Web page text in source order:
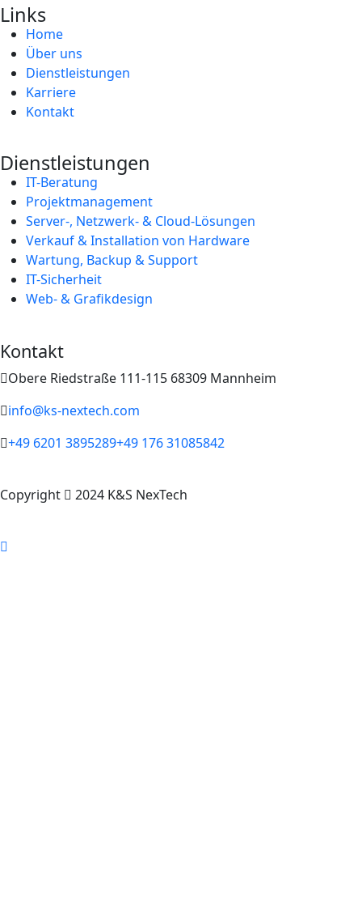
Links
Home
Über uns
Dienstleistungen
Karriere
Kontakt
Dienstleistungen
IT-Beratung
Projektmanagement
Server-, Netzwerk- & Cloud-Lösungen
Verkauf & Installation von Hardware
Wartung, Backup & Support
IT-Sicherheit
Web- & Grafikdesign
Kontakt
Obere Riedstraße 111-115 68309 Mannheim
info@ks-nextech.com
+49 6201 3895289+49 176 31085842
Copyright 2024 K&S NexTech